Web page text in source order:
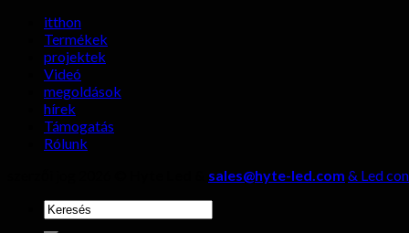
itthon
Termékek
projektek
Videó
megoldások
hírek
Támogatás
Rólunk
sales@hyte-led.com & Led
keresése: